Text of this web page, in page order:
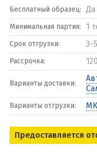
Бесплатный образец: Да
Минимальная партия: 1
Срок отгрузки: 3-
Рассрочка:
Варианты доставки:
Варианты отгрузки:
Предоставляется